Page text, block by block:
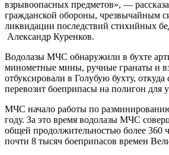
взрывоопасных предметов», —
гражданской обороны, чрезвычайным
ликвидации последствий стихийных
Александр Куренков.
Водолазы МЧС обнаружили в бухте
минометные мины, ручные гранаты и
отбуксировали в Голубую бухту, откуда
перевозит боеприпасы на полигон для
МЧС начало работы по
году. За это время водолазы МЧС
общей продолжительностью более 360
почти 8 тысяч боеприпасов времен